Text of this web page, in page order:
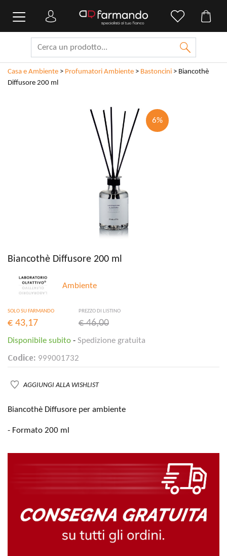
Casa e Ambiente > Profumatori Ambiente > Bastoncini > Biancothè
Diffusore 200 ml
6%
Biancothè Diffusore 200 ml
Ambiente
SOLO SU FARMANDO
€ 43,17
PREZZO DI LISTINO
€ 46,00
Disponibile subito - Spedizione gratuita
Codice: 999001732
AGGIUNGI ALLA WISHLIST
Biancothè Diffusore per ambiente
- Formato 200 ml